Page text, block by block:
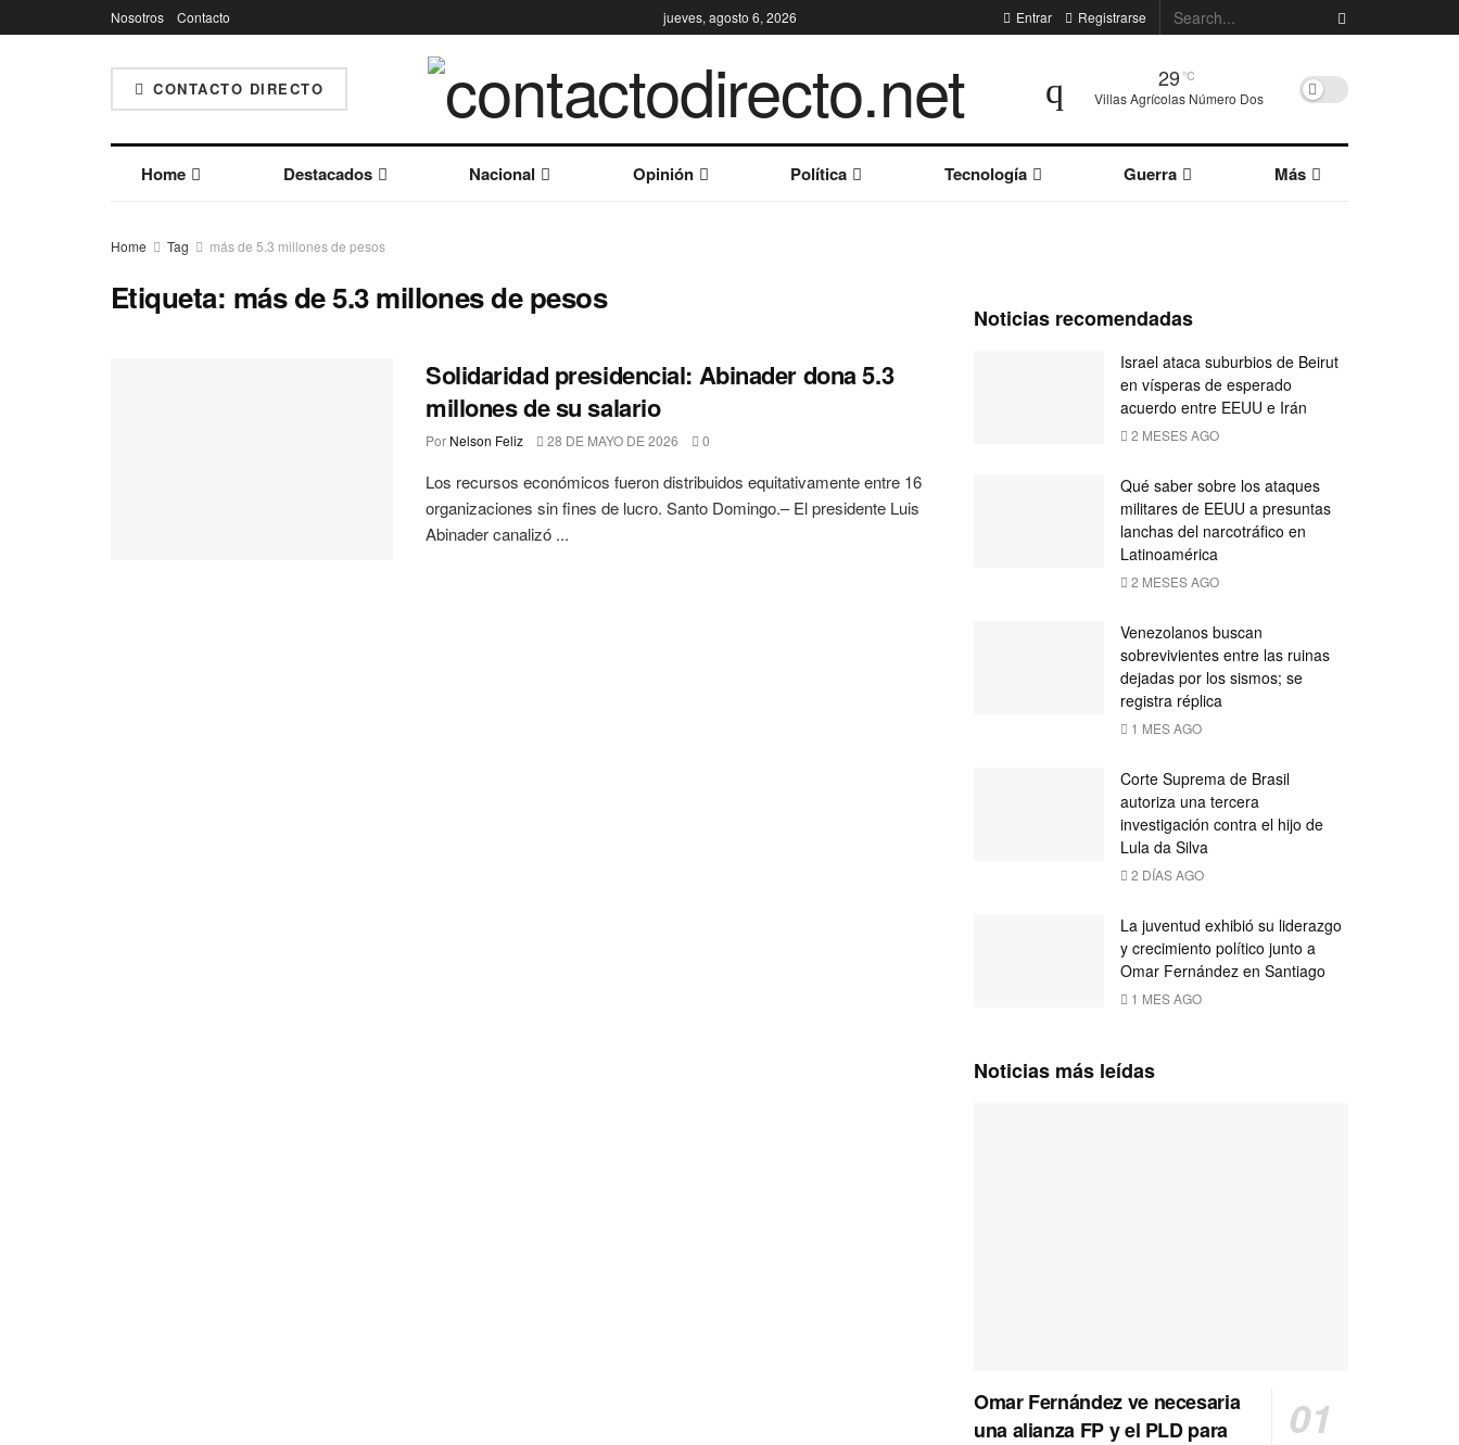
Nosotros Contacto jueves, agosto 6, 2026 Entrar Registrarse
CONTACTO DIRECTO 29 °C
Villas Agrícolas Número Dos
Home Destacados Nacional Opinión Política Tecnología Guerra Más
Home Tag más de 5.3 millones de pesos
Etiqueta: más de 5.3 millones de pesos
Solidaridad presidencial: Abinader dona 5.3
millones de su salario
Por Nelson Feliz 28 DE MAYO DE 2026 0
Los recursos económicos fueron distribuidos equitativamente entre 16
organizaciones sin fines de lucro. Santo Domingo.– El presidente Luis
Abinader canalizó ...
Noticias recomendadas
Israel ataca suburbios de Beirut
en vísperas de esperado
acuerdo entre EEUU e Irán
2 MESES AGO
Qué saber sobre los ataques
militares de EEUU a presuntas
lanchas del narcotráfico en
Latinoamérica
2 MESES AGO
Venezolanos buscan
sobrevivientes entre las ruinas
dejadas por los sismos; se
registra réplica
1 MES AGO
Corte Suprema de Brasil
autoriza una tercera
investigación contra el hijo de
Lula da Silva
2 DÍAS AGO
La juventud exhibió su liderazgo
y crecimiento político junto a
Omar Fernández en Santiago
1 MES AGO
Noticias más leídas
Omar Fernández ve necesaria
una alianza FP y el PLD para